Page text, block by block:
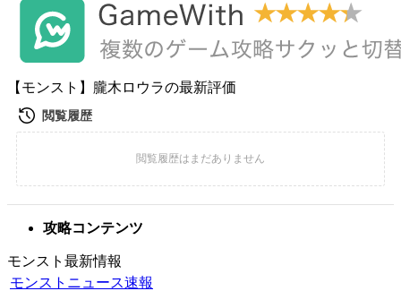
【モンスト】朧木ロウラの最新評価
攻略コンテンツ
モンスト最新情報
モンストニュース速報